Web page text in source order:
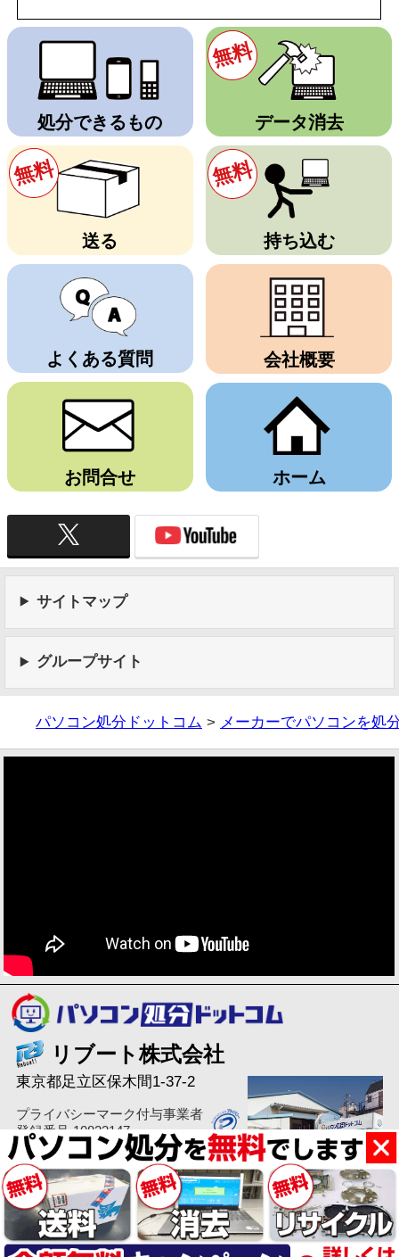
処分できるもの データ消去
無料
送る
無料
持ち込む
無料
よくある質問 会社概要
お問合せ ホーム
サイトマップ
グループサイト
パソコン処分ドットコム > メーカーでパソコンを処
リブート株式会社
東京都足立区保木間1-37-2
古物商許可番号 東京都公安委員会
第306700806509号
プライバシーマーク付与事業者
登録番号 10823147
Copyright (C) 2008-2026 Reboot Co.Ltd